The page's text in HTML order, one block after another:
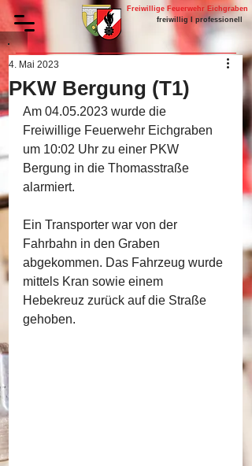
Freiwillige Feuerwehr Eichgraben
freiwillig I professionell
PKW Bergung (T1)
4. Mai 2023
Am 04.05.2023 wurde die
Freiwillige Feuerwehr Eichgraben
um 10:02 Uhr zu einer PKW
Bergung in die Thomasstraße
alarmiert.
Ein Transporter war von der
Fahrbahn in den Graben
abgekommen. Das Fahrzeug wurde
mittels Kran sowie einem
Hebekreuz zurück auf die Straße
gehoben.